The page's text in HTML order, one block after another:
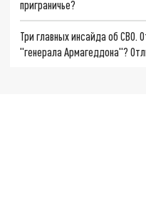
приграничье?
Три главных инсайда об СВО.
"генерала Армагеддона"?